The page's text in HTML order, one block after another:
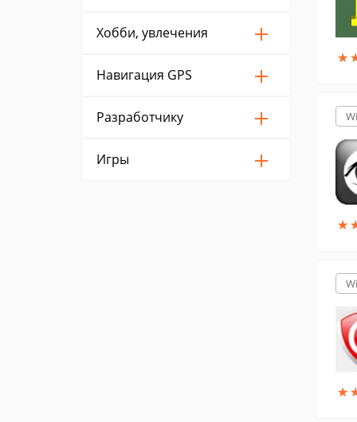
Хобби, увлечения
Навигация GPS
Разработчику
Игры
★
★
★
★
★
★